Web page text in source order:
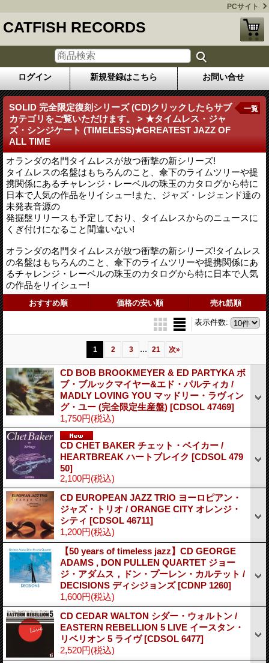
PCサイト
CATFISH RECORDS
ログイン 新規登録はこちら お問い合せ
SOLID 完全限定復刻シリーズ (CD)クリックしたらサブ
カテゴリをご覧いただけます。 > ★タイムレス・ジャ
ズ・シンジケート (TIMELESS)★GREATEST JAZZ OF
ALL TIME
オランダの名門タイムレスが放つ衝撃の新シリーズ!
タイムレスの名盤はもちろんのこと、傘下のライムツリーや提
携関係にあるチャレンジ・レーベルの珠玉のカタログから特に
日本で人気の作品をリイシュー!また、ジャズ・レジェンド達の
未発表音源の
発掘盤リリースも予定しており、タイムレスからのニュースに
くぎ付けになること間違いない!
オランダの名門タイムレスが放つ衝撃の新シリーズ!タイムレス
の名盤はもちろんのこと、傘下のライムツリーや提携関係にあ
るチャレンジ・レーベルの珠玉のカタログから特に日本で人気
の作品をリイシュー!
一覧
おすすめ順 価格の安い順 売れ筋順
表示件数:
1 2 3 ... 21 次»
CD BOB BROOKMEYER & ED PARTYKA ボ
ブ・ブルックマイヤー&エド・パルティカ /
MADLY LOVING YOU マッドリー・ラヴィン
グ・ユー (完全限定生産盤) [CDSOL 47469]
1,750円(税込)
CD CHET BAKER チェット・ベイカー /
HEARTBREAK ハートブレイク [CDSOL 479
50]
2,100円(税込)
CD EUROPEAN JAZZ TRIO ヨーロピアン・
ジャズ・トリオ / ORANGE CITY オレンジ・
シティ [CDSOL 46711]
1,200円(税込)
【50 years of timeless jazz】CD GEORGE
ADAMS , DON PULLEN QUARTET ジョー
ジ・アダムス，ドン・プーレン・カルテット /
DECISIONS ディシジョンズ[CDNP 1260]
1,600円(税込)
CD CEDAR WALTON シダー・ウォルトン /
EASTERN REBELLION 5 LIVE イースタン・
リベリオン 5 ライヴ[CDSOL 6477]
2,520円(税込)